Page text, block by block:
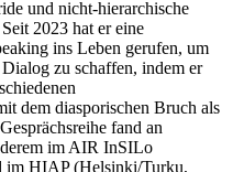
und nicht-hierarchische
2023 hat er eine
ins Leben gerufen, um
zu schaffen, indem er
dem diasporischen Bruch als
fand an
im AIR InSILo
im HIAP (Helsinki/Turku,